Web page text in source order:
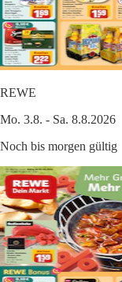
REWE
Mo. 3.8. - Sa. 8.8.2026
Noch bis morgen gültig